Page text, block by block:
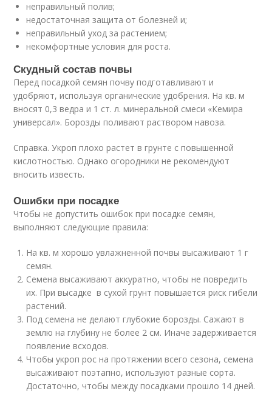
неправильный полив;
недостаточная защита от болезней и;
неправильный уход за растением;
некомфортные условия для роста.
Скудный состав почвы
Перед посадкой семян почву подготавливают и
удобряют, используя органические удобрения. На кв. м
вносят 0,3 ведра и 1 ст. л. минеральной смеси «Кемира
универсал». Борозды поливают раствором навоза.
Справка. Укроп плохо растет в грунте с повышенной
кислотностью. Однако огородники не рекомендуют
вносить известь.
Ошибки при посадке
Чтобы не допустить ошибок при посадке семян,
выполняют следующие правила:
На кв. м хорошо увлажненной почвы высаживают 1 г
семян.
Семена высаживают аккуратно, чтобы не повредить
их. При высадке в сухой грунт повышается риск гибели
растений.
Под семена не делают глубокие борозды. Сажают в
землю на глубину не более 2 см. Иначе задерживается
появление всходов.
Чтобы укроп рос на протяжении всего сезона, семена
высаживают поэтапно, используют разные сорта.
Достаточно, чтобы между посадками прошло 14 дней.